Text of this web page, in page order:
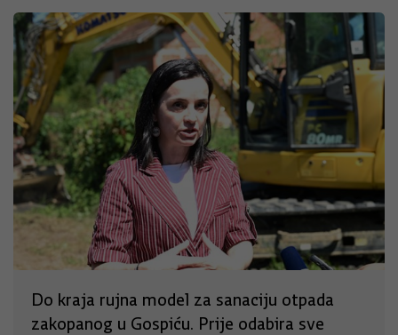
Do kraja rujna model za sanaciju otpada
zakopanog u Gospiću. Prije odabira sve